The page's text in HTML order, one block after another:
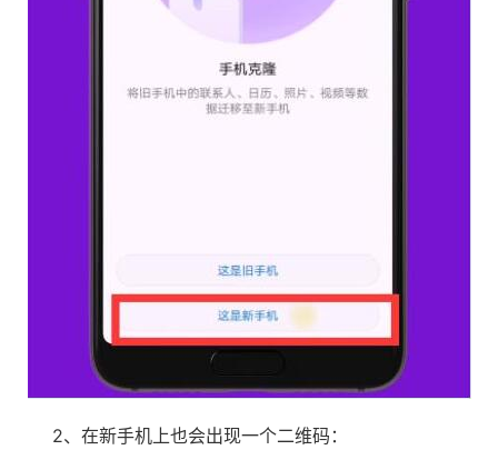
2、在新手机上也会出现一个二维码：